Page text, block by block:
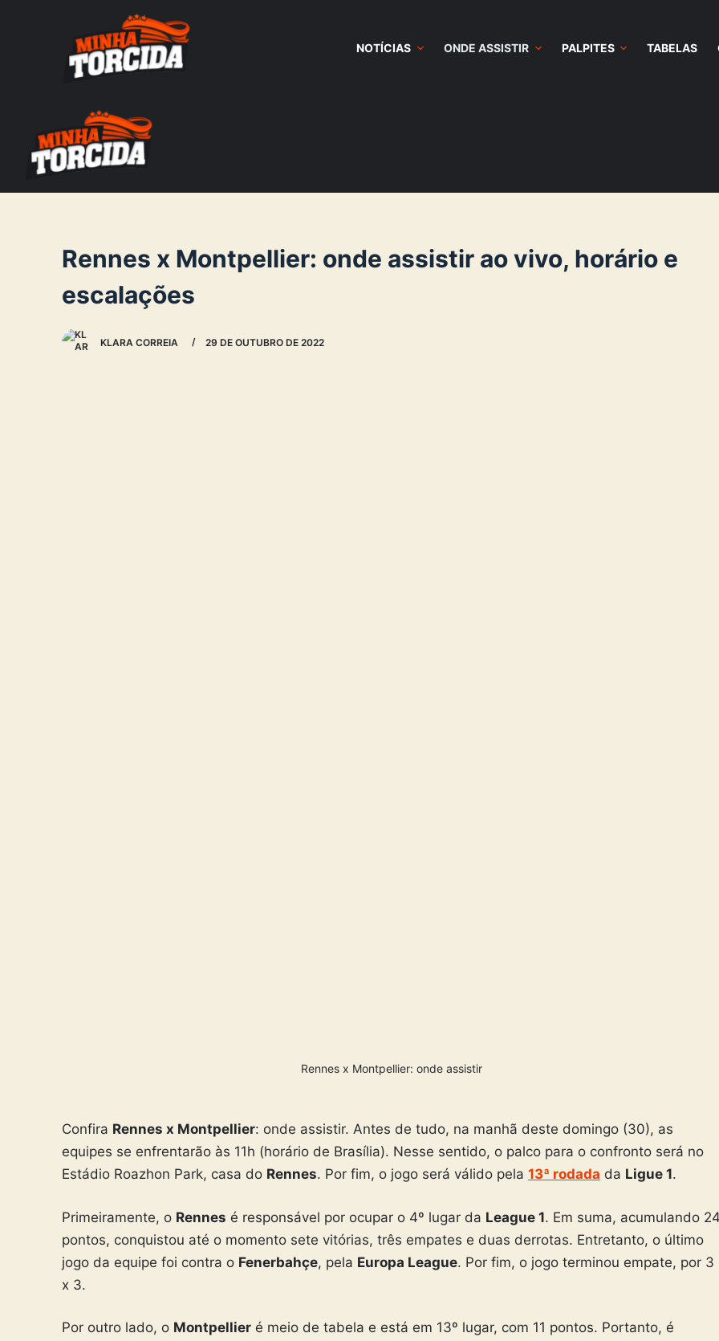
NOTÍCIAS ONDE ASSISTIR PALPITES TABELAS
Rennes x Montpellier: onde assistir ao vivo, horário e
escalações
KLARA CORREIA 29 DE OUTUBRO DE 2022
Rennes x Montpellier: onde assistir
Confira Rennes x Montpellier: onde assistir. Antes de tudo, na manhã deste domingo (30), as
equipes se enfrentarão às 11h (horário de Brasília). Nesse sentido, o palco para o confronto será no
Estádio Roazhon Park, casa do Rennes. Por fim, o jogo será válido pela 13ª rodada da Ligue 1.
Primeiramente, o Rennes é responsável por ocupar o 4º lugar da League 1. Em suma, acumulando
pontos, conquistou até o momento sete vitórias, três empates e duas derrotas. Entretanto, o último
jogo da equipe foi contra o Fenerbahçe, pela Europa League. Por fim, o jogo terminou empate, por 3
x 3.
Por outro lado, o Montpellier é meio de tabela e está em 13º lugar, com 11 pontos. Portanto, é